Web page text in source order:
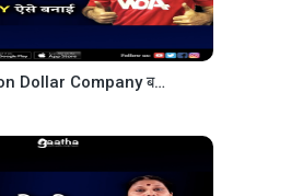
1 साल में Million Dollar Company बना देता है ये’ सब ये बोलते थे _ Udit Goenka _ Josh Talks Hindi